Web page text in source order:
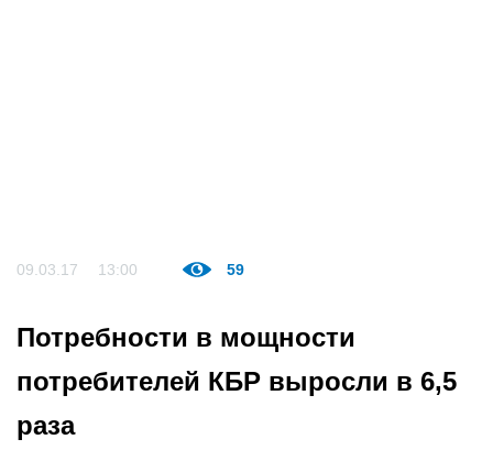
09.03.17 13:00 59
Потребности в мощности
потребителей КБР выросли в 6,5
раза